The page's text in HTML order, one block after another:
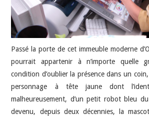
A PROPOS
Passé la porte de cet immeuble moderne
pourrait appartenir à n’importe quelle
condition d’oublier la présence dans un coin,
personnage à tête jaune dont
malheureusement, d’un petit robot bleu
devenu, depuis deux décennies, la